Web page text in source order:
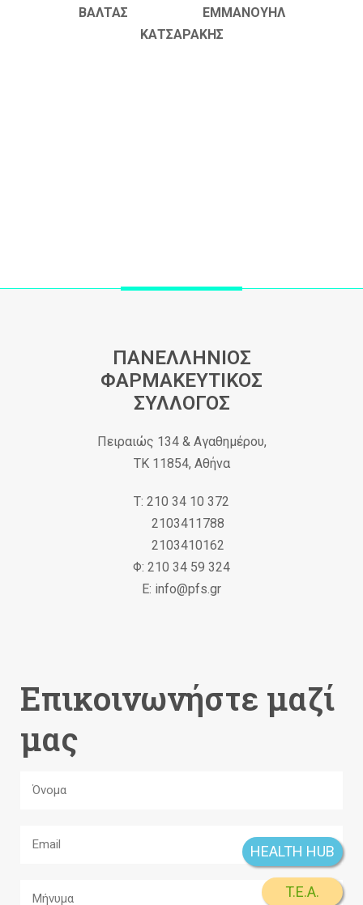
ΒΑΛΤΑΣ ΕΜΜΑΝΟΥΗΛ
ΚΑΤΣΑΡΑΚΗΣ
ΠΑΝΕΛΛΗΝΙΟΣ
ΦΑΡΜΑΚΕΥΤΙΚΟΣ
ΣΥΛΛΟΓΟΣ
Πειραιώς 134 & Αγαθημέρου,
ΤΚ 11854, Αθήνα
Τ: 210 34 10 372
2103411788
2103410162
Φ: 210 34 59 324
Ε: info@pfs.gr
Επικοινωνήστε μαζί
μας
T.E.A.
HEALTH HUB